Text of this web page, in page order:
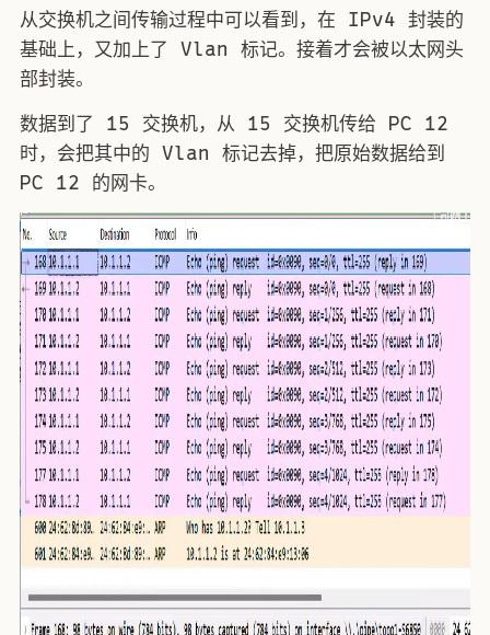
从交换机之间传输过程中可以看到，在 IPv4 封装的
基础上，又加上了 Vlan 标记。接着才会被以太网头
部封装。
数据到了 15 交换机，从 15 交换机传给 PC 12
时，会把其中的 Vlan 标记去掉，把原始数据给到
PC 12 的网卡。